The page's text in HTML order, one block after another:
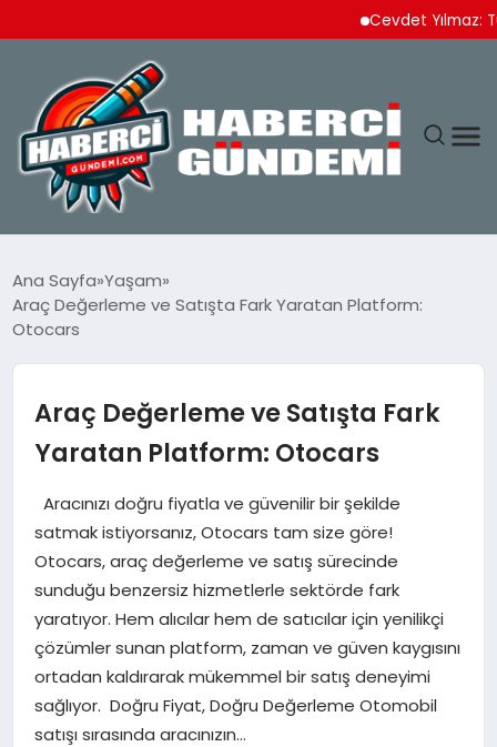
Cevdet Yılmaz:
YAŞAM
EKONOMI
SAĞLIK
TEKNOLOJI
Ana Sayfa Yaşam
Araç Değerleme ve Satışta Fark Yaratan Platform:
Otocars
Araç Değerleme ve Satışta Fark
Yaratan Platform: Otocars
Aracınızı doğru fiyatla ve güvenilir bir şekilde
satmak istiyorsanız, Otocars tam size göre!
Otocars, araç değerleme ve satış sürecinde
sunduğu benzersiz hizmetlerle sektörde fark
yaratıyor. Hem alıcılar hem de satıcılar için yenilikçi
çözümler sunan platform, zaman ve güven kaygısını
ortadan kaldırarak mükemmel bir satış deneyimi
sağlıyor. Doğru Fiyat, Doğru Değerleme Otomobil
satışı sırasında aracınızın…